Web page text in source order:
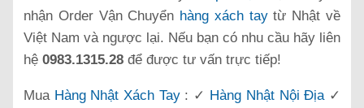
nhận Order Vận Chuyển hàng xách taytừ Nhật về
Việt Nam và ngược lại. Nếu bạn có nhu cầu hãy liên
hệ 0983.1315.28 để được tư vấn trực tiếp!
Mua Hàng Nhật Xách Tay: ✓ Hàng Nhật Nội Địa✓